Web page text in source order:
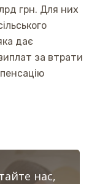
грн. Для них
дає
за втрати
нас,